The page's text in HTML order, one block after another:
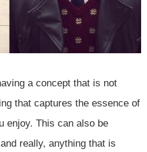
a concept that is not
that captures the essence of
enjoy. This can also be
really, anything that is